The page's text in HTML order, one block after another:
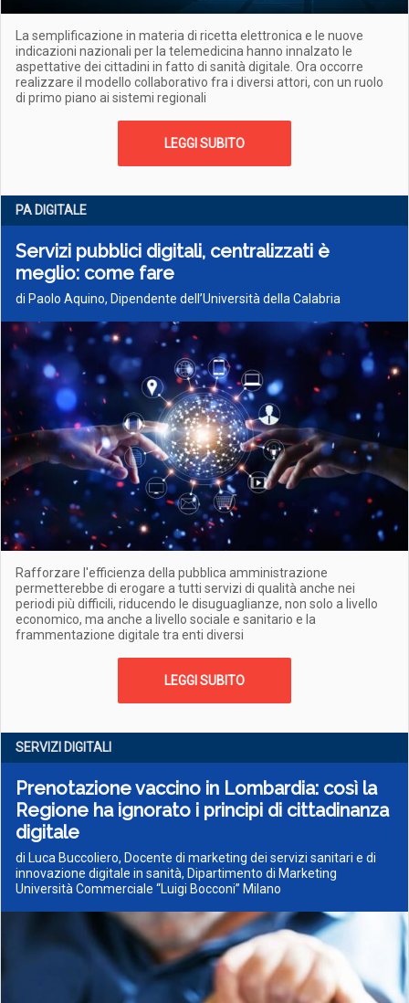
La semplificazione in materia di ricetta elettronica e le nuove
indicazioni nazionali per la telemedicina hanno innalzato le
aspettative dei cittadini in fatto di sanità digitale. Ora occorre
realizzare il modello collaborativo fra i diversi attori, con un ruolo
di primo piano ai sistemi regionali
LEGGI SUBITO
PA DIGITALE
Servizi pubblici digitali, centralizzati è
meglio: come fare
di Paolo Aquino, Dipendente dell’Università della Calabria
Rafforzare l'efficienza della pubblica amministrazione
permetterebbe di erogare a tutti servizi di qualità anche nei
periodi più difficili, riducendo le disuguaglianze, non solo a livello
economico, ma anche a livello sociale e sanitario e la
frammentazione digitale tra enti diversi
LEGGI SUBITO
SERVIZI DIGITALI
Prenotazione vaccino in Lombardia: così la
Regione ha ignorato i principi di cittadinanza
digitale
di Luca Buccoliero, Docente di marketing dei servizi sanitari e di
innovazione digitale in sanità, Dipartimento di Marketing
Università Commerciale “Luigi Bocconi” Milano